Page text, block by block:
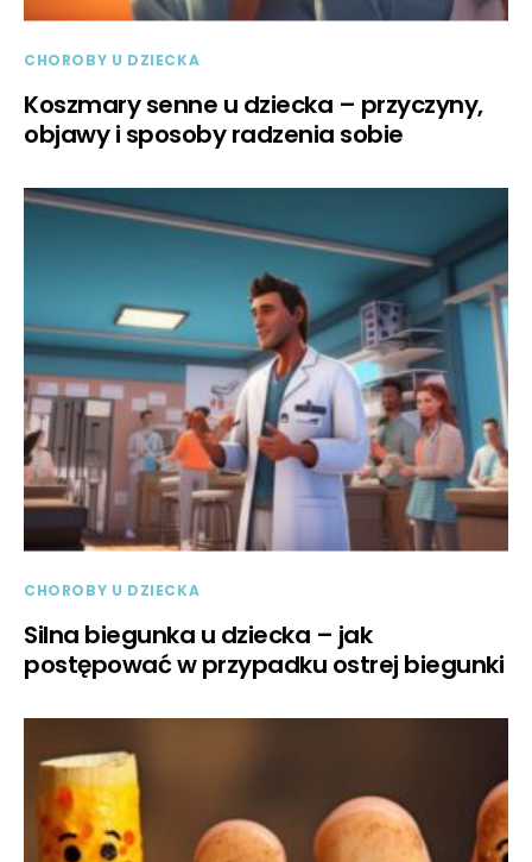
CHOROBY U DZIECKA
Koszmary senne u dziecka – przyczyny,
objawy i sposoby radzenia sobie
CHOROBY U DZIECKA
Silna biegunka u dziecka – jak
postępować w przypadku ostrej biegunki